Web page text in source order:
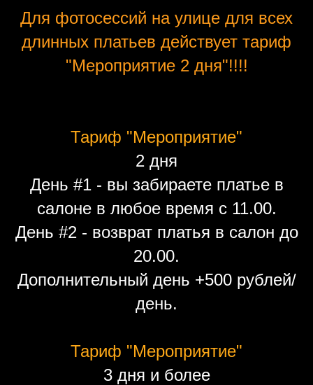
Для фотосессий на улице для всех
длинных платьев действует тариф
"Мероприятие 2 дня"!!!!
Тариф "Мероприятие"
2 дня
День #1 - вы забираете платье в
салоне в любое время с 11.00.
День #2 - возврат платья в салон до
20.00.
Дополнительный день +500 рублей/
день.
Тариф "Мероприятие"
3 дня и более